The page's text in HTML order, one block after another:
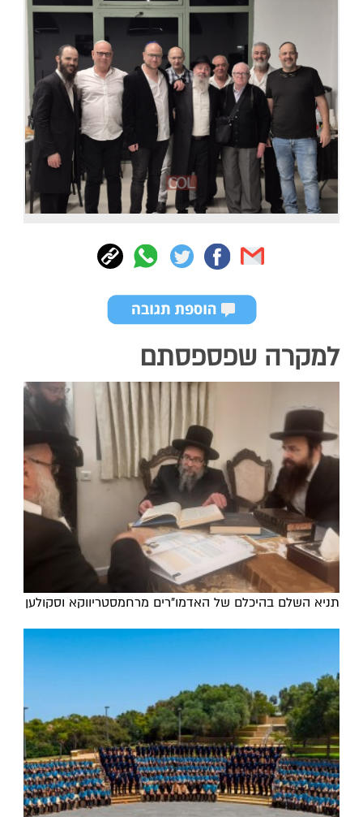
למקרה שפספסתם
תניא השלם בהיכלם של האדמו"רים מרחמסטריווקא וסקולען